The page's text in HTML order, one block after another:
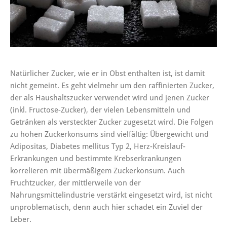
Natürlicher Zucker, wie er in Obst enthalten ist, ist damit
nicht gemeint. Es geht vielmehr um den raffinierten Zucker,
der als Haushaltszucker verwendet wird und jenen Zucker
(inkl. Fructose-Zucker), der vielen Lebensmitteln und
Getränken als versteckter Zucker zugesetzt wird. Die Folgen
zu hohen Zuckerkonsums sind vielfältig: Übergewicht und
Adipositas, Diabetes mellitus Typ 2, Herz-Kreislauf-
Erkrankungen und bestimmte Krebserkrankungen
korrelieren mit übermäßigem Zuckerkonsum. Auch
Fruchtzucker, der mittlerweile von der
Nahrungsmittelindustrie verstärkt eingesetzt wird, ist nicht
unproblematisch, denn auch hier schadet ein Zuviel der
Leber.